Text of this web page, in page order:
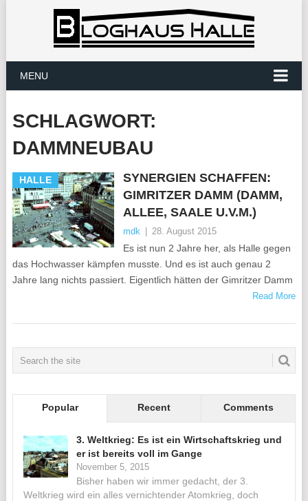
MENU
SCHLAGWORT:
DAMMNEUBAU
HALLE
SYNERGIEN SCHAFFEN:
GIMRITZER DAMM (DAMM,
ALLEE, SAALE U.V.M.)
mdk 28. August 2015
Es ist nun 2 Jahre her, als Halle gegen
das Hochwasser kämpfen musste. Und es ist auch genau 2
Jahre lang nichts passiert. Eigentlich hätten der Gimritzer Damm
Read More
Popular Recent Comments
3. Weltkrieg: Es ist ein Wirtschaftskrieg und
er ist bereits voll im Gange
November 5, 2015
Bisher haben wir immer gedacht, der 3.
Weltkrieg wird ein alles vernichtender Atomkrieg, doch